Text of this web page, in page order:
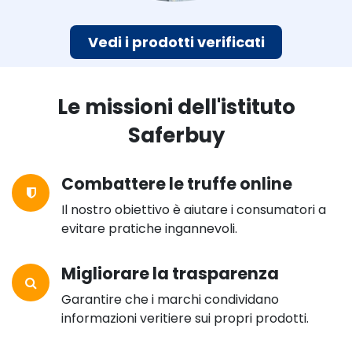
Vedi i prodotti verificati
Le missioni dell'istituto
Saferbuy
Combattere le truffe online
Il nostro obiettivo è aiutare i consumatori a
evitare pratiche ingannevoli.
Migliorare la trasparenza
Garantire che i marchi condividano
informazioni veritiere sui propri prodotti.